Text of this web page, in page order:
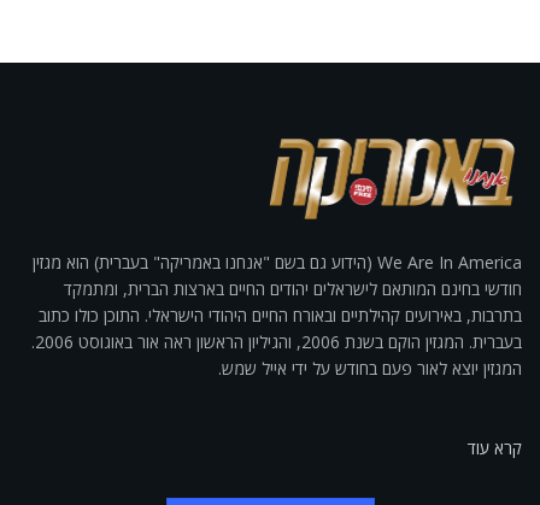
We Are In America (הידוע גם בשם "אנחנו באמריקה" בעברית) הוא מגזין
חודשי בחינם המותאם לישראלים יהודים החיים בארצות הברית, ומתמקד
בתרבות, באירועים קהילתיים ובאורח החיים היהודי הישראלי. התוכן כולו כתוב
בעברית. המגזין הוקם בשנת 2006, והגיליון הראשון ראה אור באוגוסט 2006.
המגזין יוצא לאור פעם בחודש על ידי אייל שמש.
קרא עוד